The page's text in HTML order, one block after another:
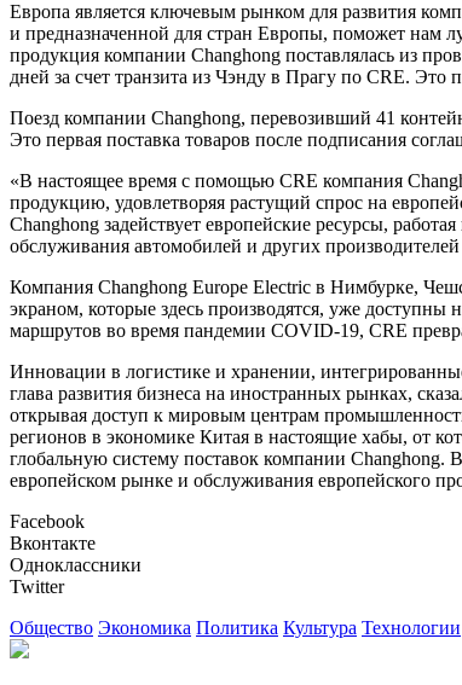
Европа является ключевым рынком для развития
и предназначенной для стран Европы, поможет нам
продукция компании Changhong поставлялась из
дней за счет транзита из Чэнду в Прагу по CRE. Это
Поезд компании Changhong, перевозивший 41
Это первая поставка товаров после подписания
«В настоящее время с помощью CRE компания
продукцию, удовлетворяя растущий спрос на
Changhong задействует европейские ресурсы,
обслуживания автомобилей и других
Компания Changhong Europe Electric в Нимбурке,
экраном, которые здесь производятся, уже
маршрутов во время пандемии COVID-19, CRE
Инновации в логистике и хранении,
глава развития бизнеса на иностранных рынках,
открывая доступ к мировым центрам
регионов в экономике Китая в настоящие хабы, от
глобальную систему поставок компании Changhong.
европейском рынке и обслуживания европейского
Facebook
Вконтакте
Одноклассники
Twitter
Общество Экономика Политика Культура Технологии